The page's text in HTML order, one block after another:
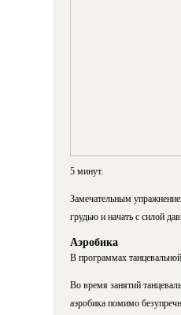
5 минут.
Замечательным
грудью и начать с силой
Аэробика
В программах
Во время занятий
аэробика помимо